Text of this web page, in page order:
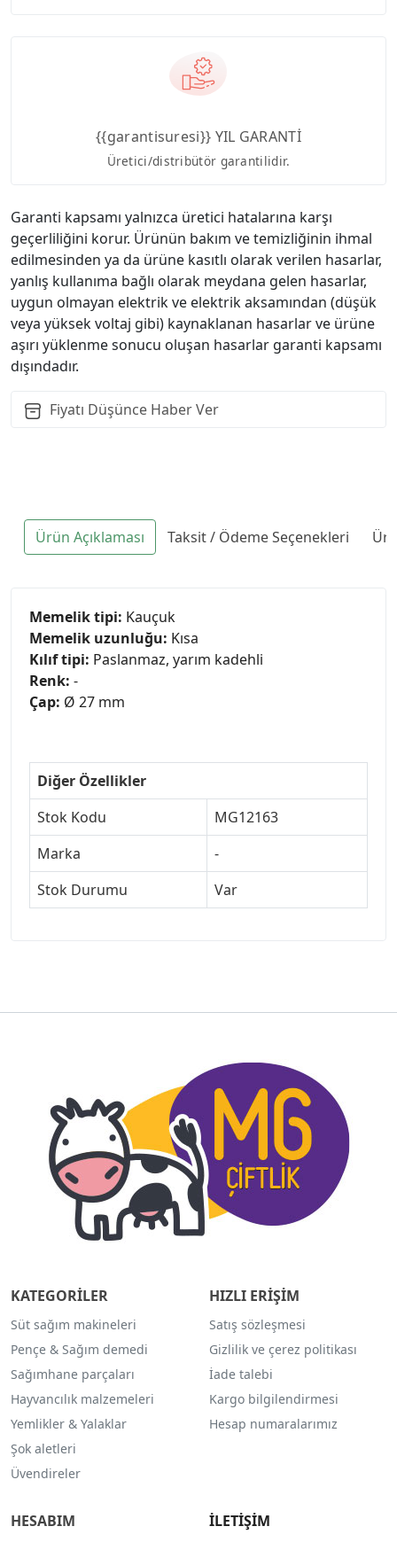
{{garantisuresi}} YIL GARANTİ
Üretici/distribütör garantilidir.
Garanti kapsamı yalnızca üretici hatalarına karşı
geçerliliğini korur. Ürünün bakım ve temizliğinin ihmal
edilmesinden ya da ürüne kasıtlı olarak verilen hasarlar,
yanlış kullanıma bağlı olarak meydana gelen hasarlar,
uygun olmayan elektrik ve elektrik aksamından (düşük
veya yüksek voltaj gibi) kaynaklanan hasarlar ve ürüne
aşırı yüklenme sonucu oluşan hasarlar garanti kapsamı
dışındadır.
Fiyatı Düşünce Haber Ver
Ürün Açıklaması Taksit / Ödeme Seçenekleri
Memelik tipi: Kauçuk
Memelik uzunluğu: Kısa
Kılıf tipi: Paslanmaz, yarım kadehli
Renk: -
Çap: Ø 27 mm
Diğer Özellikler
Stok Kodu
MG12163
Marka
-
Stok Durumu
Var
KATEGORİLER
Süt sağım makineleri
Pençe & Sağım demedi
Sağımhane parçaları
Hayvancılık malzemeleri
Yemlikler & Yalaklar
Şok aletleri
Üvendireler
HIZLI ERİŞİM
Satış sözleşmesi
Gizlilik ve çerez politikası
İade talebi
Kargo bilgilendirmesi
Hesap numaralarımız
HESABIM İLETİŞİM